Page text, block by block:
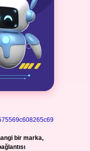
bir marka,